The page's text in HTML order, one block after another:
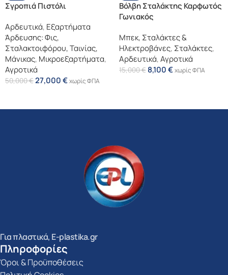
Σγροπιά Πιστόλι
Αρδευτικά, Εξαρτήματα
Άρδευσης: Φις,
Σταλακτοιφόρου, Ταινίας,
Μάνικας, Μικροεξαρτήματα,
Αγροτικά
50,000€27,000€χωρίς ΦΠΑ
Βόλβη Σταλάκτης Καρφωτός
Γωνιακός
Μπεκ, Σταλάκτες &
Ηλεκτροβάνες, Σταλάκτες,
Αρδευτικά,Αγροτικά
15,000€ 8,100€χωρίς ΦΠΑ
Για πλαστικά, E-plastika.gr
Πληροφορίες
Όροι & Προϋποθέσεις